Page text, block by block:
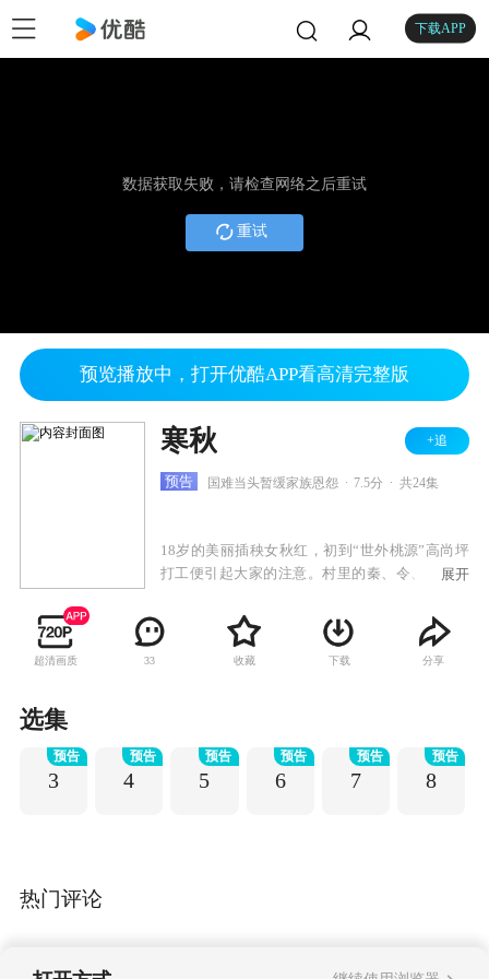
下载APP
数据获取失败，请检查网络之后重试
重试
预览播放中，打开优酷APP看高清完整版
寒秋 +追
预告 国难当头暂缓家族恩怨 7.5分 共24集
18岁的美丽插秧女秋红，初到“世外桃源”高尚坪
打工便引起大家的注意。村里的秦、令、黄三大
争愈演愈烈。日本鬼子进村后，在国仇家恨面
前，三大家族选择了联手共同抗日，并最终毁村
杀鬼子，使日本鬼子在熊熊大火中化为灰烬。抗
展开
超清画质 33 收藏 下载 分享
选集
3
预告
4
预告
5
预告
6
预告
7
预告
8
预告
热门评论